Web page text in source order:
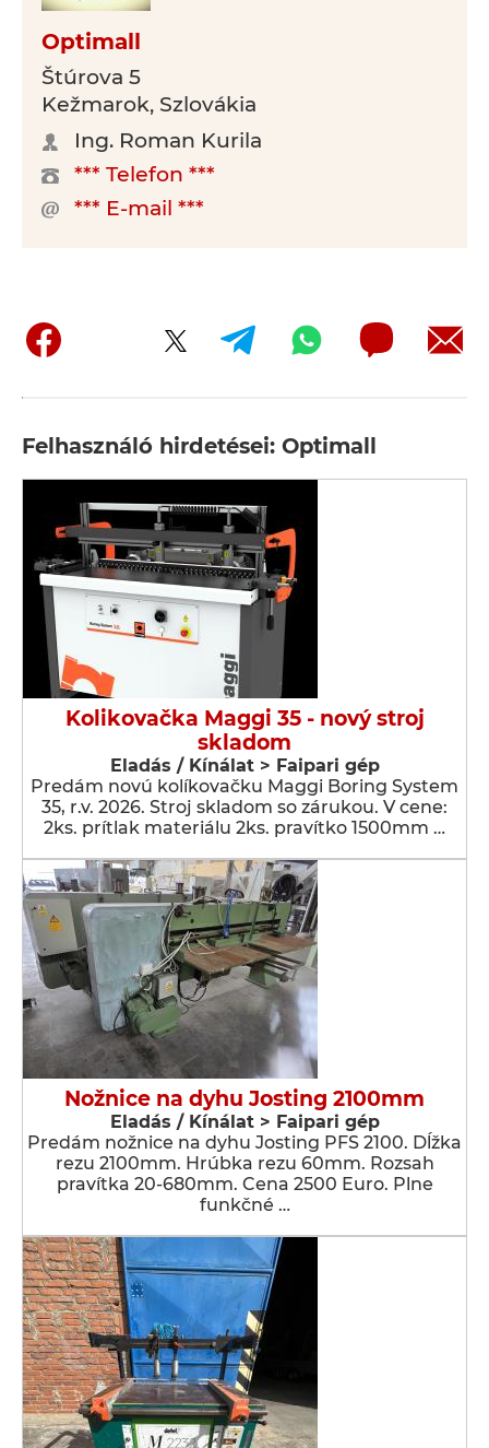
Optimall
Štúrova 5
Kežmarok, Szlovákia
Ing. Roman Kurila
*** Telefon ***
*** E-mail ***
Felhasználó hirdetései: Optimall
Kolikovačka Maggi 35 - nový stroj
skladom
Eladás / Kínálat > Faipari gép
Predám novú kolíkovačku Maggi Boring System
35, r.v. 2026. Stroj skladom so zárukou. V cene:
2ks. prítlak materiálu 2ks. pravítko 1500mm …
Nožnice na dyhu Josting 2100mm
Eladás / Kínálat > Faipari gép
Predám nožnice na dyhu Josting PFS 2100. Dĺžka
rezu 2100mm. Hrúbka rezu 60mm. Rozsah
pravítka 20-680mm. Cena 2500 Euro. Plne
funkčné …